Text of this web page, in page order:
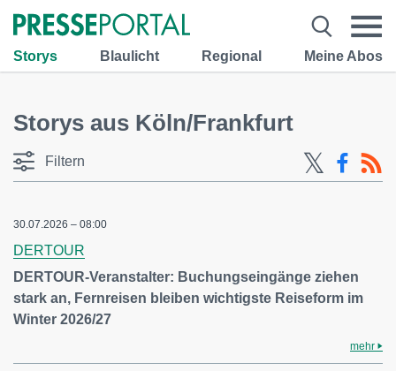
Storys Blaulicht Regional Meine Abos
Storys aus Köln/Frankfurt
Filtern
30.07.2026 – 08:00
DERTOUR
DERTOUR-Veranstalter: Buchungseingänge ziehen
stark an, Fernreisen bleiben wichtigste Reiseform im
Winter 2026/27
mehr